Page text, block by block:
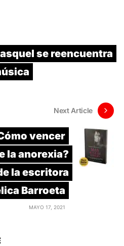
se reencuentra
Next Article
vencer
la anorexia?
la escritora
Barroeta
MAYO 17, 2021